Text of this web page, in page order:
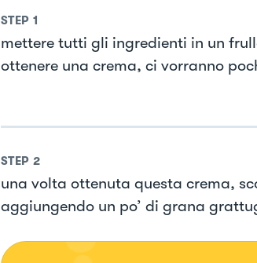
STEP 1
mettere tutti gli ingredienti in un
ottenere una crema, ci vorranno
STEP 2
una volta ottenuta questa crema,
aggiungendo un po’ di grana